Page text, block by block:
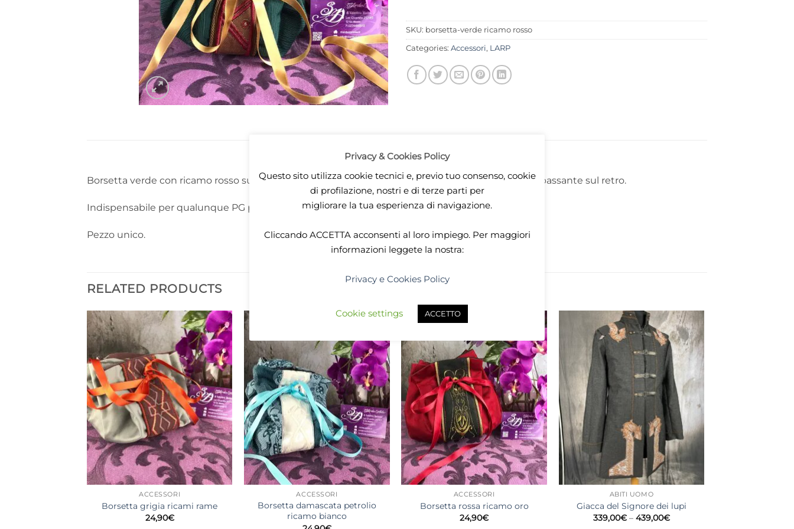
SKU: borsetta-verde ricamo rosso
Categories: Accessori, LARP
DESCRIPTION
Borsetta verde con ricamo rosso su nastro marrone, con chiusura di nastro di raso dorato. Ampio passante sul retro.
Indispensabile per qualunque PG per custodire monete e oggetti preziosi con stile!
Pezzo unico.
RELATED PRODUCTS
ACCESSORI
Borsetta grigia ricami rame
24,90€
ACCESSORI
Borsetta damascata petrolio
ricamo bianco
ACCESSORI
Borsetta rossa ricamo oro
24,90€
ABITI UOMO
Giacca del Signore dei lupi
339,00€ – 439,00€Price
Privacy & Cookies Policy
Questo sito utilizza cookie tecnici e, previo tuo consenso, cookie
di profilazione, nostri e di terze parti per
migliorare la tua esperienza di navigazione.
Cliccando ACCETTAacconsenti al loro impiego. Per maggiori
informazioni leggete la nostra:
Privacy e Cookies Policy
Cookie settings ACCETTO